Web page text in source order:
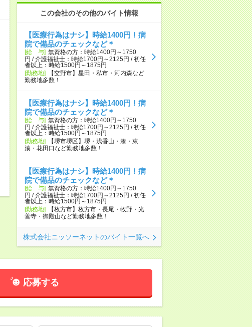
この会社のその他のバイト情報
【医療行為はナシ】時給1400円！病
院で備品のチェックなど＊
[給 与] 無資格の方：時給1400円～1750
円 / 介護福祉士：時給1700円～2125円 / 初任
者以上：時給1500円～1875円
[勤務地]
【交野市】星田・私市・河内森など
勤務地多数！
【医療行為はナシ】時給1400円！病
院で備品のチェックなど＊
[給 与] 無資格の方：時給1400円～1750
円 / 介護福祉士：時給1700円～2125円 / 初任
者以上：時給1500円～1875円
[勤務地]
【堺市堺区】堺・浅香山・湊・東
湊・花田口など勤務地多数！
【医療行為はナシ】時給1400円！病
院で備品のチェックなど＊
[給 与] 無資格の方：時給1400円～1750
円 / 介護福祉士：時給1700円～2125円 / 初任
者以上：時給1500円～1875円
[勤務地]
【枚方市】枚方市・長尾・牧野・光
善寺・御殿山など勤務地多数！
株式会社ニッソーネットのバイト一覧へ
応募する